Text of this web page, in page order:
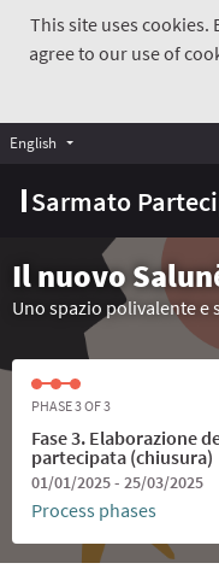
This site uses cookies.
agree to our use of
Sarmato
English Choose language
Il nuovo
Uno spazio polivalente
PHASE 3 OF 3
Fase 3. Elaborazione
partecipata (chiusura)
01/01/2025 - 25/03/2025
Process phases